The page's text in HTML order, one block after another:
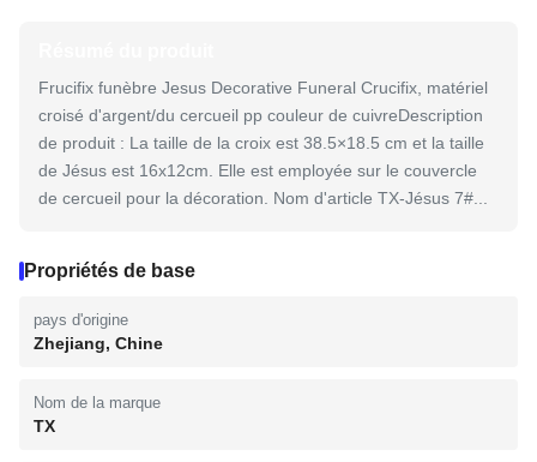
Frucifix funèbre Jesus Decorative Funeral Crucifix, matériel
croisé d'argent/du cercueil pp couleur de cuivreDescription
de produit : La taille de la croix est 38.5×18.5 cm et la taille
de Jésus est 16x12cm. Elle est employée sur le couvercle
de cercueil pour la décoration. Nom d'article TX-Jésus 7#...
Propriétés de base
pays d'origine
Zhejiang, Chine
Nom de la marque
TX